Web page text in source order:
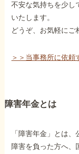
不安な気持ちを少し
いたします。
どうぞ、お気軽にご
＞＞当事務所に依頼
障害年金とは
「障害年金」とは
障害を負った方へ、